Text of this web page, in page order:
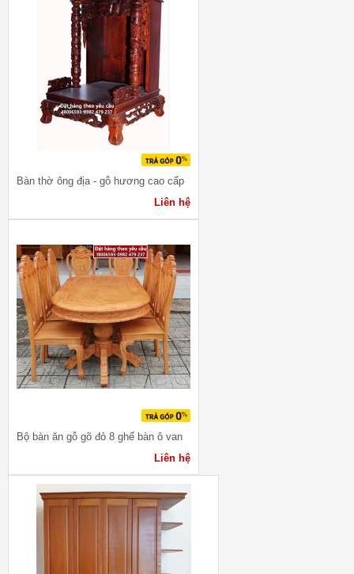
Bàn thờ ông địa - gỗ hương cao cấp
Liên hệ
Bộ bàn ăn gỗ gõ đỏ 8 ghế bàn ô van
Liên hệ